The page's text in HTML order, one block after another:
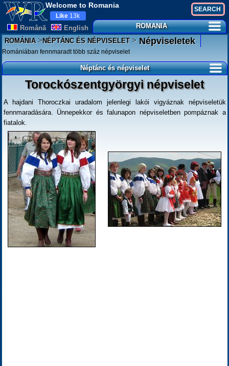
Welcome to Romania
Românã English
Like 13k
ROMANIA
ROMÁNIA>NÉPTÁNC ÉS NÉPVISELET>Népviseletek
Romániában fennmaradt több száz népviselet
Néptánc és népviselet
Torockószentgyörgyi népviselet
A hajdani Thoroczkai uradalom jelenlegi lakói vigyáznak népviseletük
fennmaradására. Ünnepekkor és falunapon népviseletben pompáznak a
fiatalok.